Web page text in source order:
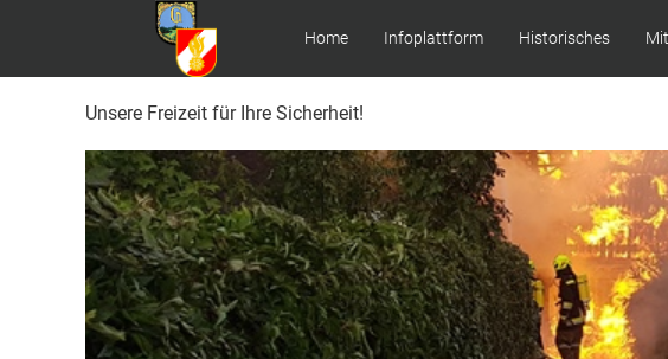
Home Infoplattform Historisches
Unsere Freizeit für Ihre Sicherheit!